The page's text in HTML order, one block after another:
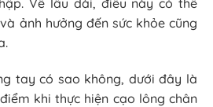
ảnh hưởng đến sức khỏe cũng
tay có sao không, dưới đây là
khi thực hiện cạo lông chân